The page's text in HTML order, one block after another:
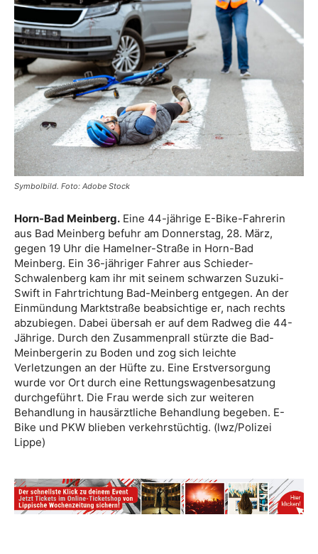
Symbolbild. Foto: Adobe Stock
Horn-Bad Meinberg. Eine 44-jährige E-Bike-Fahrerin
aus Bad Meinberg befuhr am Donnerstag, 28. März,
gegen 19 Uhr die Hamelner-Straße in Horn-Bad
Meinberg. Ein 36-jähriger Fahrer aus Schieder-
Schwalenberg kam ihr mit seinem schwarzen Suzuki-
Swift in Fahrtrichtung Bad-Meinberg entgegen. An der
Einmündung Marktstraße beabsichtige er, nach rechts
abzubiegen. Dabei übersah er auf dem Radweg die 44-
Jährige. Durch den Zusammenprall stürzte die Bad-
Meinbergerin zu Boden und zog sich leichte
Verletzungen an der Hüfte zu. Eine Erstversorgung
wurde vor Ort durch eine Rettungswagenbesatzung
durchgeführt. Die Frau werde sich zur weiteren
Behandlung in hausärztliche Behandlung begeben. E-
Bike und PKW blieben verkehrstüchtig. (lwz/Polizei
Lippe)